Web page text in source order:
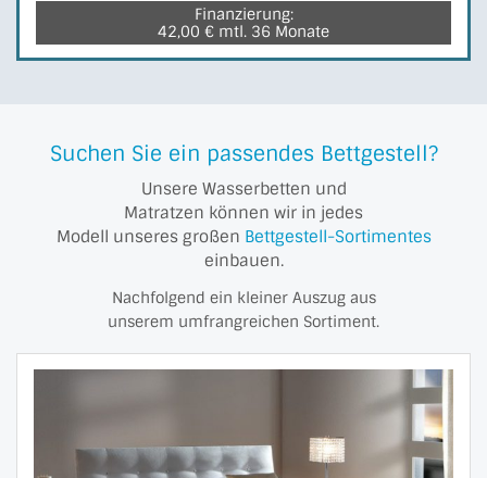
Finanzierung:
42,00 € mtl. 36 Monate
Suchen Sie ein passendes Bettgestell?
Unsere Wasserbetten und
Matratzen können wir in jedes
Modell unseres großen Bettgestell-Sortimentes
einbauen.
Nachfolgend ein kleiner Auszug aus
unserem umfrangreichen Sortiment.